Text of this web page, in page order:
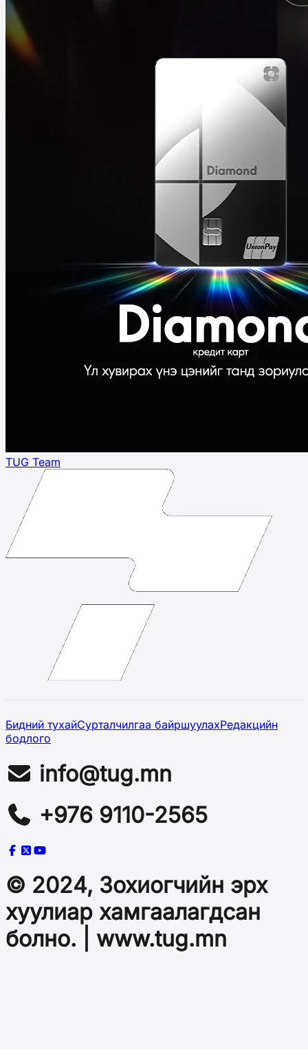
TUG Team
Бидний тухайСурталчилгаа байршуулахРедакцийн
бодлого
info@tug.mn
+976 9110-2565
© 2024, Зохиогчийн эрх
хуулиар хамгаалагдсан
болно. | www.tug.mn